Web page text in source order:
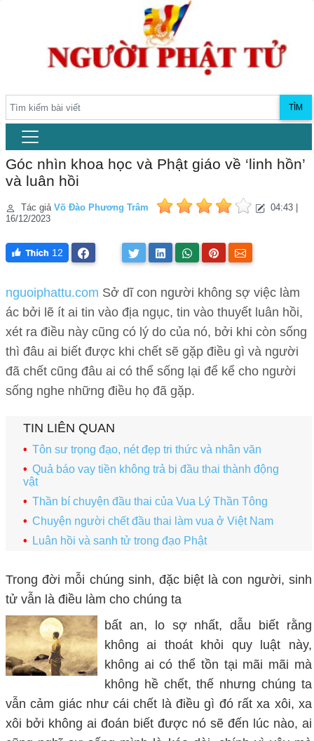
TÌM
Góc nhìn khoa học và Phật giáo về ‘linh hồn’
và luân hồi
Tác giả Võ Đào Phương Trâm
04:43 |
16/12/2023
12
nguoiphattu.com Sở dĩ con người không sợ việc làm
ác bởi lẽ ít ai tin vào địa ngục, tin vào thuyết luân hồi,
xét ra điều này cũng có lý do của nó, bởi khi còn sống
thì đâu ai biết được khi chết sẽ gặp điều gì và người
đã chết cũng đâu ai có thể sống lại để kể cho người
sống nghe những điều họ đã gặp.
TIN LIÊN QUAN
Tôn sư trọng đạo, nét đẹp tri thức và nhân văn
Quả báo vay tiền không trả bị đầu thai thành động
vật
Thần bí chuyện đầu thai của Vua Lý Thần Tông
Chuyện người chết đầu thai làm vua ở Việt Nam
Luân hồi và sanh tử trong đạo Phật
Trong đời mỗi chúng sinh, đặc biệt là con người, sinh
tử vẫn là điều làm cho chúng ta
bất an, lo sợ nhất, dẫu biết rằng
không ai thoát khỏi quy luật này,
không ai có thể tồn tại mãi mãi mà
không hề chết, thế nhưng chúng ta
vẫn cảm giác như cái chết là điều gì đó rất xa xôi, xa
xôi bởi không ai đoán biết được nó sẽ đến lúc nào, ai